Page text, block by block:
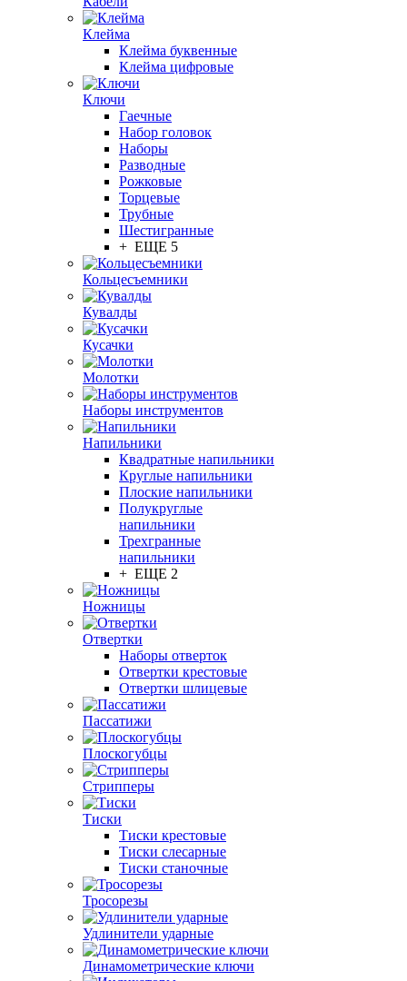
Клейма
Клейма буквенные
Клейма цифровые
Ключи
Гаечные
Набор головок
Наборы
Разводные
Рожковые
Торцевые
Трубные
Шестигранные
+ ЕЩЕ 5
Кольцесъемники
Кувалды
Кусачки
Молотки
Наборы инструментов
Напильники
Квадратные напильники
Круглые напильники
Плоские напильники
Полукруглые
напильники
Трехгранные
напильники
+ ЕЩЕ 2
Ножницы
Отвертки
Наборы отверток
Отвертки крестовые
Отвертки шлицевые
Пассатижи
Плоскогубцы
Стрипперы
Тиски
Тиски крестовые
Тиски слесарные
Тиски станочные
Тросорезы
Удлинители ударные
Динамометрические ключи